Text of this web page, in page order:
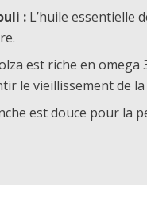
: L’huile essentielle
est riche en
le vieillissement de la
est douce pour la